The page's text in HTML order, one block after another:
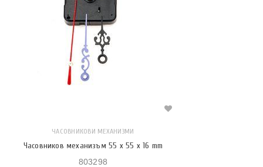
ЧАСОВНИКОВИ МЕХАНИЗМИ
Часовников механизъм 55 x 55 x 16 mm
803298